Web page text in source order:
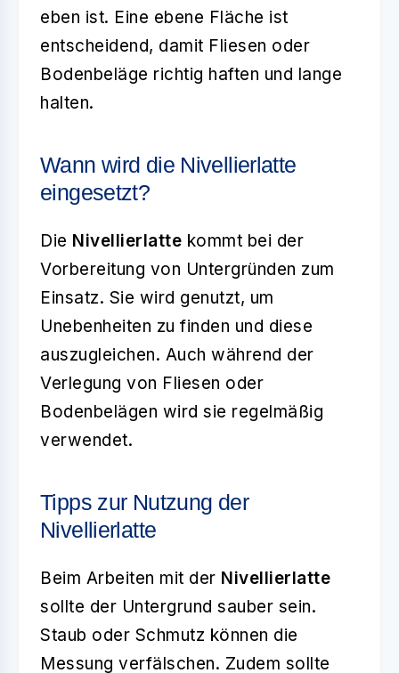
eben ist. Eine ebene Fläche ist
entscheidend, damit Fliesen oder
Bodenbeläge richtig haften und lange
halten.
Wann wird die Nivellierlatte
eingesetzt?
Die Nivellierlatte kommt bei der
Vorbereitung von Untergründen zum
Einsatz. Sie wird genutzt, um
Unebenheiten zu finden und diese
auszugleichen. Auch während der
Verlegung von Fliesen oder
Bodenbelägen wird sie regelmäßig
verwendet.
Tipps zur Nutzung der
Nivellierlatte
Beim Arbeiten mit der Nivellierlatte
sollte der Untergrund sauber sein.
Staub oder Schmutz können die
Messung verfälschen. Zudem sollte